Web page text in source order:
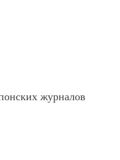
журналов